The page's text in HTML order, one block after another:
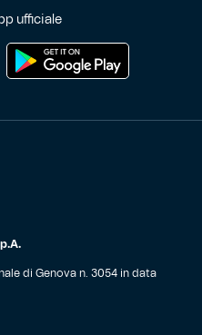
ufficiale
di Genova n. 3054 in data